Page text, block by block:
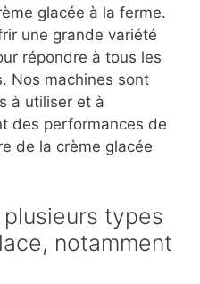
glacée à la ferme.
une grande variété
répondre à tous les
Nos machines sont
à utiliser et à
des performances de
de la crème glacée
types
notamment